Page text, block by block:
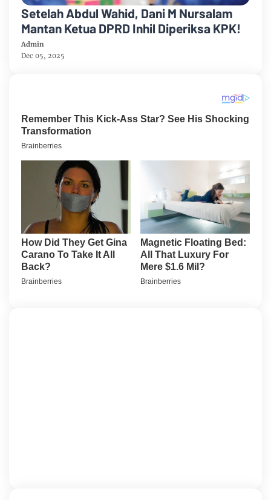
Setelah Abdul Wahid, Dani M Nursalam
Mantan Ketua DPRD Inhil Diperiksa KPK!
Admin
Dec 05, 2025